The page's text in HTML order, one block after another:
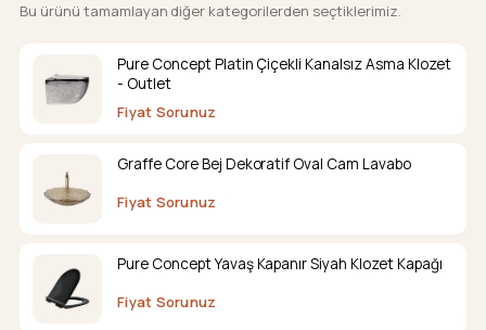
Bu ürünü tamamlayan diğer kategorilerden seçtiklerimiz.
Pure Concept Platin Çiçekli Kanalsız Asma Klozet
- Outlet
Fiyat Sorunuz
Graffe Core Bej Dekoratif Oval Cam Lavabo
Fiyat Sorunuz
Pure Concept Yavaş Kapanır Siyah Klozet Kapağı
Fiyat Sorunuz